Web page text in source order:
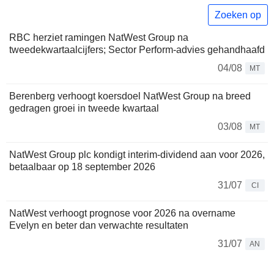
Zoeken op
RBC herziet ramingen NatWest Group na
tweedekwartaalcijfers; Sector Perform-advies gehandhaafd
04/08
MT
Berenberg verhoogt koersdoel NatWest Group na breed
gedragen groei in tweede kwartaal
03/08
MT
NatWest Group plc kondigt interim-dividend aan voor 2026,
betaalbaar op 18 september 2026
31/07
CI
NatWest verhoogt prognose voor 2026 na overname
Evelyn en beter dan verwachte resultaten
31/07
AN